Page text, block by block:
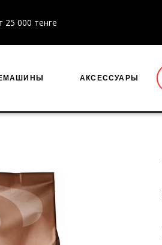
25 000 тенге
АКСЕССУАРЫ